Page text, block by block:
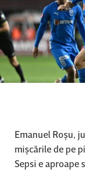
Emanuel Roşu,
mişcările de pe
Sepsi e aproape